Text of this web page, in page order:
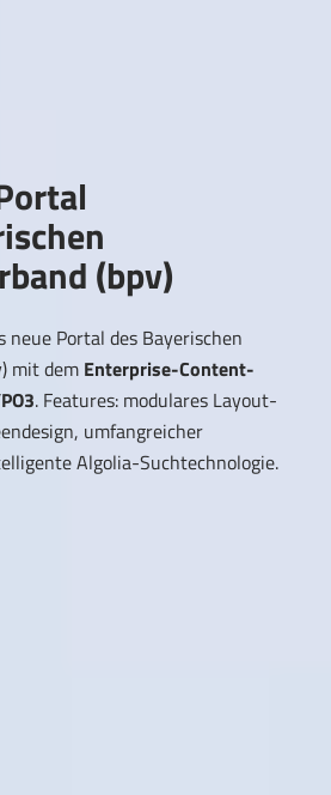
(bpv)
Portal des Bayerischen
mit dem Enterprise-Content-
. Features: modulares Layout-
umfangreicher
Algolia-Suchtechnologie.